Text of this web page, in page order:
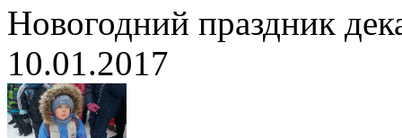
Новогодний праздник
10.01.2017